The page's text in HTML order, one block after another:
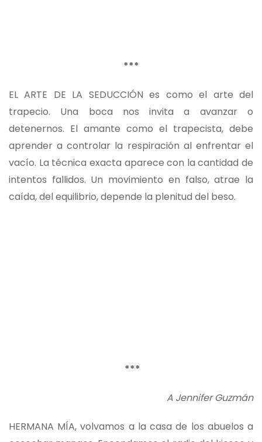
***
EL ARTE DE LA SEDUCCIÓN es como el arte del
trapecio. Una boca nos invita a avanzar o
detenernos. El amante como el trapecista, debe
aprender a controlar la respiración al enfrentar el
vacío. La técnica exacta aparece con la cantidad de
intentos fallidos. Un movimiento en falso, atrae la
caída, del equilibrio, depende la plenitud del beso.
***
A Jennifer Guzmán
HERMANA MÍA, volvamos a la casa de los abuelos a